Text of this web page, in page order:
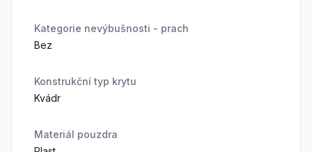
Kategorie nevýbušnosti - prach
Bez
Konstrukční typ krytu
Kvádr
Materiál pouzdra